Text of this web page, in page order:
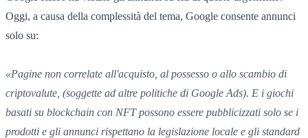
Oggi, a causa della complessità del tema, Google consente annunci
solo su:
«Pagine non correlate all'acquisto, al possesso o allo scambio di
criptovalute, (soggette ad altre politiche di Google Ads). E i giochi
basati su blockchain con NFT possono essere pubblicizzati solo se i
prodotti e gli annunci rispettano la legislazione locale e gli standard